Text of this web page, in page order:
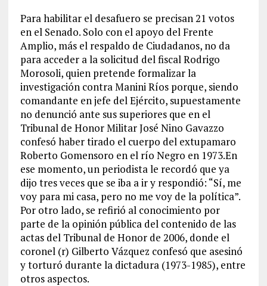
Para habilitar el desafuero se precisan 21 votos
en el Senado. Solo con el apoyo del Frente
Amplio, más el respaldo de Ciudadanos, no da
para acceder a la solicitud del fiscal Rodrigo
Morosoli, quien pretende formalizar la
investigación contra Manini Ríos porque, siendo
comandante en jefe del Ejército, supuestamente
no denunció ante sus superiores que en el
Tribunal de Honor Militar José Nino Gavazzo
confesó haber tirado el cuerpo del extupamaro
Roberto Gomensoro en el río Negro en 1973.En
ese momento, un periodista le recordó que ya
dijo tres veces que se iba a ir y respondió: “Sí, me
voy para mi casa, pero no me voy de la política”.
Por otro lado, se refirió al conocimiento por
parte de la opinión pública del contenido de las
actas del Tribunal de Honor de 2006, donde el
coronel (r) Gilberto Vázquez confesó que asesinó
y torturó durante la dictadura (1973-1985), entre
otros aspectos.